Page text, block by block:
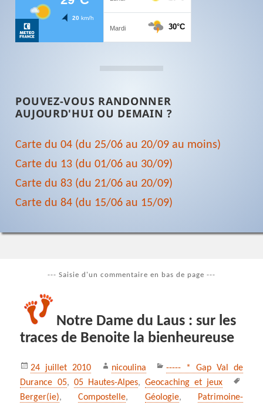
POUVEZ-VOUS RANDONNER
AUJOURD'HUI OU DEMAIN ?
Carte du 04 (du 25/06 au 20/09 au moins)
Carte du 13 (du 01/06 au 30/09)
Carte du 83 (du 21/06 au 20/09)
Carte du 84 (du 15/06 au 15/09)
--- Saisie d'un commentaire en bas de page ---
Notre Dame du Laus : sur les
traces de Benoite la bienheureuse
Publié
le
24 juillet 2010 Auteur
nicoulina Catégories
----- * Gap Val de
Durance 05, 05 Hautes-Alpes,Geocaching et jeux
Berger(ie),Compostelle, Géologie,
Patrimoine-